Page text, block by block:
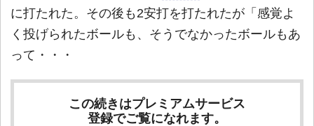
に打たれた。その後も2安打を打たれたが「感覚よ
く投げられたボールも、そうでなかったボールもあ
って・・・
この続きはプレミアムサービス
登録でご覧になれます。